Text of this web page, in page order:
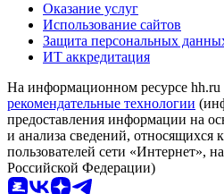
Оказание услуг
Использование сайтов
Защита персональных
ИТ аккредитация
На информационном ресурсе hh.ru
рекомендательные технологии
предоставления информации на
и анализа сведений, относящихся
пользователей сети «Интернет»,
Российской Федерации)